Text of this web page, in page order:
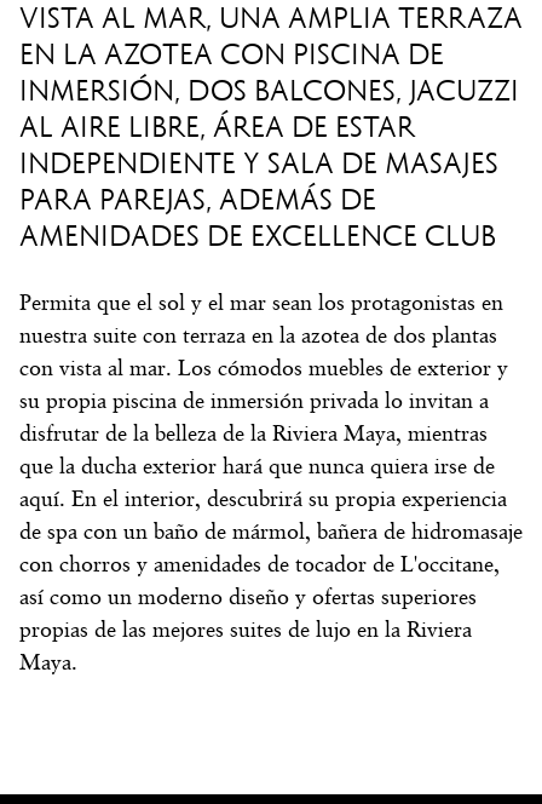
VISTA AL MAR, UNA AMPLIA TERRAZA
EN LA AZOTEA CON PISCINA DE
INMERSIÓN, DOS BALCONES, JACUZZI
AL AIRE LIBRE, ÁREA DE ESTAR
INDEPENDIENTE Y SALA DE MASAJES
PARA PAREJAS, ADEMÁS DE
AMENIDADES DE EXCELLENCE CLUB
Permita que el sol y el mar sean los protagonistas en
nuestra suite con terraza en la azotea de dos plantas
con vista al mar. Los cómodos muebles de exterior y
su propia piscina de inmersión privada lo invitan a
disfrutar de la belleza de la Riviera Maya, mientras
que la ducha exterior hará que nunca quiera irse de
aquí. En el interior, descubrirá su propia experiencia
de spa con un baño de mármol, bañera de hidromasaje
con chorros y amenidades de tocador de L'occitane,
así como un moderno diseño y ofertas superiores
propias de las mejores suites de lujo en la Riviera
Maya.